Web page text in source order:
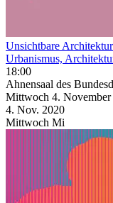
Unsichtbare
Urbanismus,
18:00
Ahnensaal des
Mittwoch 4. November
4. Nov. 2020
Mittwoch Mi